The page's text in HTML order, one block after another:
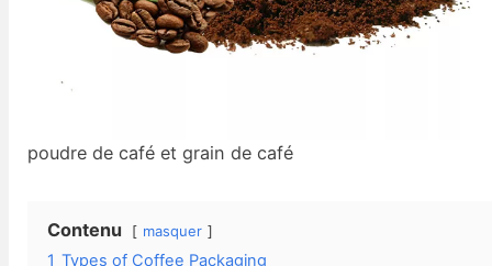
poudre de café et grain de café
Contenu masquer
1 Types of Coffee Packaging